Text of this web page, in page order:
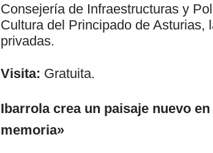
Consejería de Infraestructuras y
Cultura del Principado de Asturias,
privadas.
Visita: Gratuita.
Ibarrola crea un paisaje nuevo
memoria»